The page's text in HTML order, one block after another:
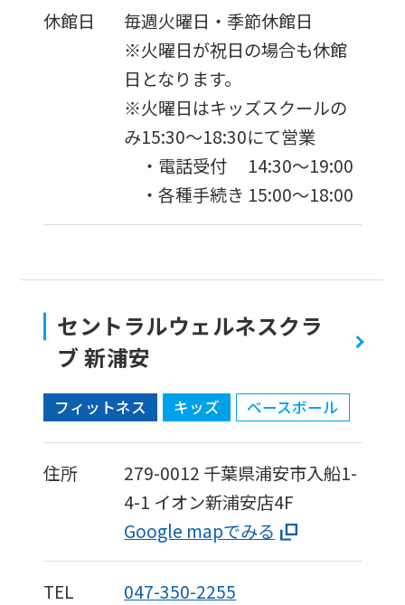
休館日
毎週火曜日・季節休館日
※火曜日が祝日の場合も休館
日となります。
※火曜日はキッズスクールの
み15:30〜18:30にて営業
・電話受付 14:30〜19:00
・各種手続き 15:00〜18:00
セントラルウェルネスクラ
ブ 新浦安
フィットネス キッズ ベースボール
住所 279-0012 千葉県浦安市入船1-
4-1 イオン新浦安店4F
Google mapでみる
TEL 047-350-2255